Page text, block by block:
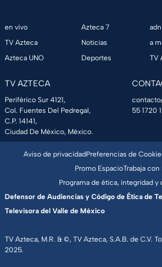
en vivo
TV Azteca
Azteca UNO
Azteca 7
Noticias
Deportes
a
TV
TV AZTECA
Periférico Sur 4121,
Col. Fuentes Del Pedregal,
C.P. 14141,
Ciudad De México, México.
55 1720
TV Azteca, M.R. & ©, TV Azteca, S.A.B. de C.V.
2025.
Aviso de privacidadPreferencias de
Promo EspacioTrabaja con
Programa de ética, integridad
Defensor de Audiencias y Código de Ética de
Televisora del Valle de México